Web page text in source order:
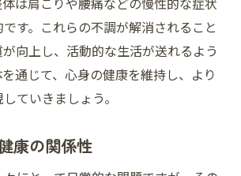
す。これらの不調が解消されること
向上し、活動的な生活が送れるよう
通じて、心身の健康を維持し、より
ていきましょう。
康の関係性